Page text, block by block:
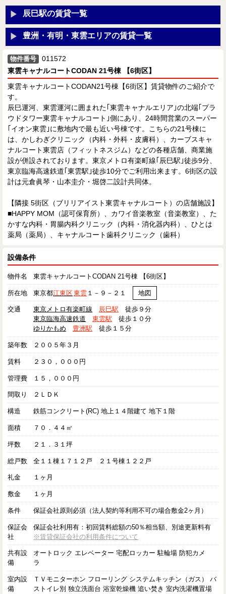
辰巳駅の賃貸一覧
豊洲・有明・東雲エリアの賃貸一覧
物件番号
011572
東雲キャナルコートCODAN 21号棟 【6街区】
東雲キャナルコートCODAN21号棟【6街区】賃貸物件のご紹介で
す。
辰巳運河、東雲運河に囲まれた｢東雲キャナルエリア｣の北端｢プラ
ウドタワー東雲キャナルコート｣側にあり、24時間営業のスーパー
｢イオン東雲｣に敷地内で最も近い号棟です。こちらの21号棟に
は、かしわぎクリニック（内科・外科・皮膚科）、カーブスキャ
ナルコート東雲店（フィットネスジム）などの各種店舗、商業施
設が併設されております。東京メトロ有楽町線｢辰巳駅｣徒歩9分、
東京臨海高速鉄道｢東雲駅｣徒歩10分でご利用出来ます。6街区の設
計は元倉眞琴・山本圭介・堀啓二設計共同体。
【隣接 5街区（ブリリアイスト東雲キャナルコート）の店舗施設】
■HAPPY MOM（認可保育所）、カワイ音楽教室（音楽教室）、た
かすな内科・胃腸内科クリニック（内科・消化器内科）、ひとは
薬局（薬局）、キャナルコート歯科クリニック（歯科）
設備条件
物件名 東雲キャナルコートCODAN 21号棟 【6街区】
所在地 東京都江東区東雲 １－９－２１ 地図
交通 東京メトロ有楽町線 辰巳駅 徒歩９分
東京臨海高速鉄道
東雲駅 徒歩１０分
ゆりかもめ
豊洲駅 徒歩１５分
築年数 ２００５年３月
賃料 ２３０，０００円
管理費 １５，０００円
間取り ２ＬＤＫ
構造 鉄筋コンクリート(RC) 地上１４階建て 地下１階
面積 ７０．４４㎡
坪数 ２１．３１坪
総戸数 全１１棟１７１２戸 ２１号棟１２２戸
礼金 １ヶ月
敷金 １ヶ月
条件 保証会社原則必須（法人契約等利用不可の場合敷金2ヶ月）
保証会
社
保証会社利用有：初回賃料総額の50％相当額、別途更新料有
※賃貸保証会社の利用条件について
共有設
備
オートロック エレベーター 宅配ロッカー 駐輪場 防犯カメ
ラ
室内設
備
ＴＶモニターホン フローリング システムキッチン（ガス） バ
ストイレ別 独立洗面台 浴室乾燥機 追い焚き 室内洗濯機置場